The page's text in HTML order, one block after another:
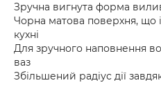
Зручна вигнута форма
Чорна матова поверхня, що
кухні
Для зручного наповнення
ваз
Збільшений радіус дії